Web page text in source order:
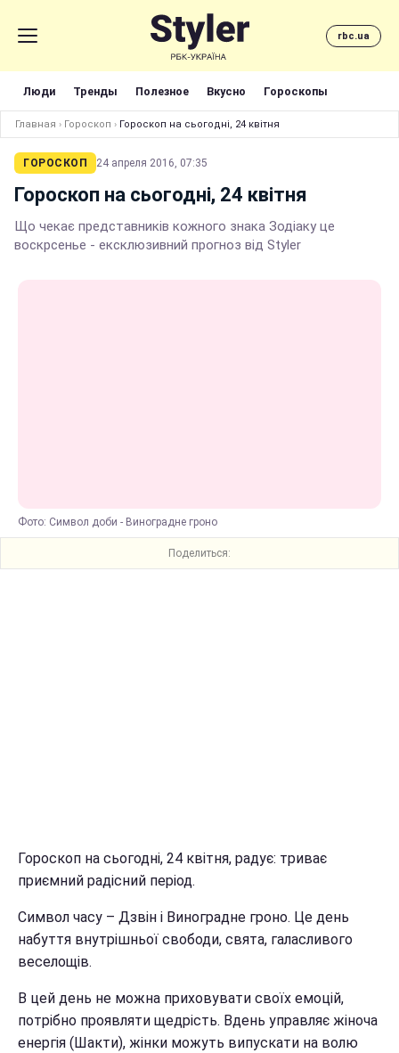
rbc.ua
Люди Тренды Полезное Вкусно Гороскопы
Главная › Гороскоп › Гороскоп на сьогодні, 24 квітня
ГОРОСКОП 24 апреля 2016, 07:35
Гороскоп на сьогодні, 24 квітня
Що чекає представників кожного знака Зодіаку це
воскрсенье - ексклюзивний прогноз від Styler
Фото: Символ доби - Виноградне гроно
Поделиться:
Гороскоп на сьогодні, 24 квітня, радує: триває
приємний радісний період.
Символ часу – Дзвін і Виноградне гроно. Це день
набуття внутрішньої свободи, свята, галасливого
веселощів.
В цей день не можна приховувати своїх емоцій,
потрібно проявляти щедрість. Вдень управляє жіноча
енергія (Шакти), жінки можуть випускати на волю